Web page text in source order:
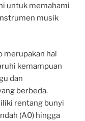
untuk memahami
musik
merupakan hal
kemampuan
dan
berbeda.
rentang bunyi
(A0) hingga